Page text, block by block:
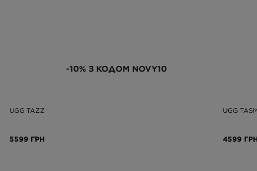
-10% З КОДОМ NOVY10
UGG TAZZ
5599 ГРН
UGG
4599 ГРН